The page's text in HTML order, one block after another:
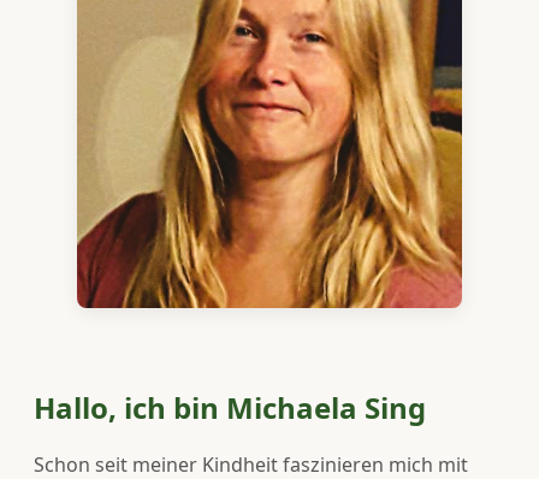
Hallo, ich bin Michaela Sing
Schon seit meiner Kindheit faszinieren mich mit